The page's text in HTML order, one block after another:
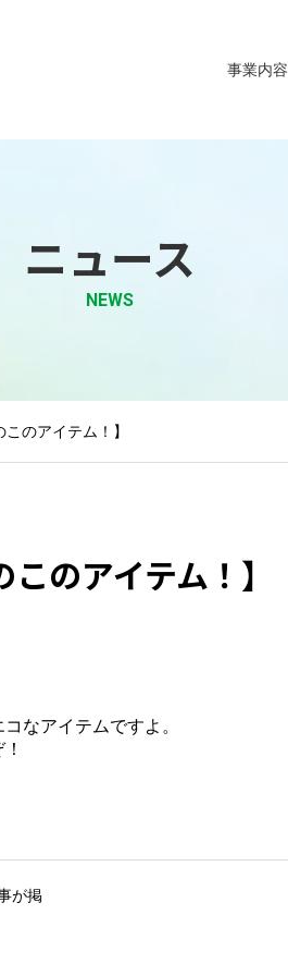
事業内容
ニュース
NEWS
のアイテム！】
のアイテム！】
なアイテムですよ。
が掲